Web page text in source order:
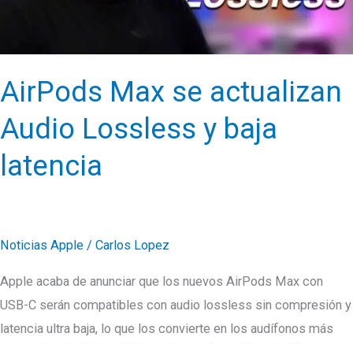
AirPods Max se actualizan
Audio Lossless y baja
latencia
Noticias Apple / Carlos Lopez
Apple acaba de anunciar que los nuevos AirPods Max con
USB-C serán compatibles con audio lossless sin compresión y
latencia ultra baja, lo que los convierte en los audífonos más